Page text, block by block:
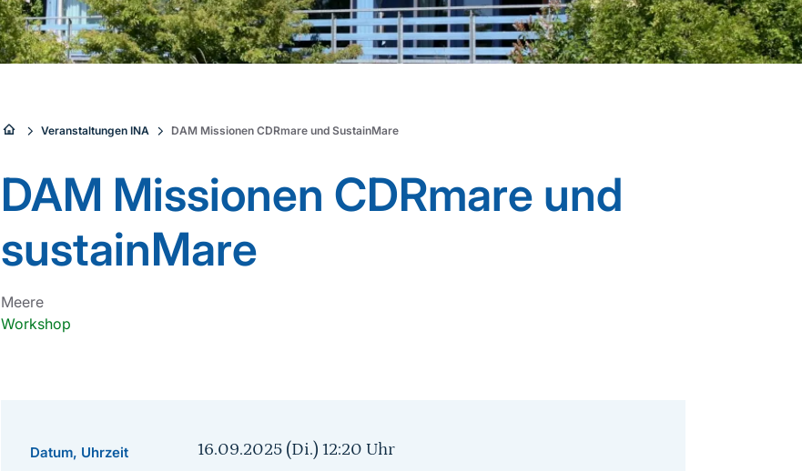
Sie
sind
hier:
Veranstaltungen INA DAM Missionen CDRmare und SustainMare
DAM Missionen CDRmare und
sustainMare
Meere
Workshop
Datum, Uhrzeit 16.09.2025 (Di.) 12:20 Uhr